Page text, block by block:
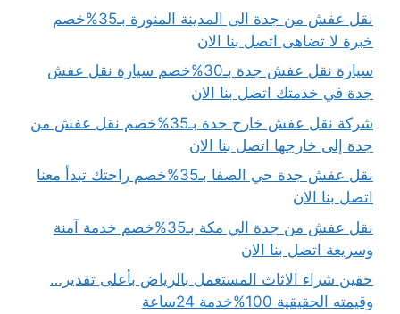
نقل عفش من جدة الى المدينة المنورة بـ35%خصم
خبرة لا تضاهى اتصل بنا الان
سيارة نقل عفش جدة بـ30%خصم سيارة نقل عفش
جدة في خدمتك اتصل بنا الان
شركة نقل عفش خارج جدة بـ35%خصم نقل عفش من
جدة إلى خارجها اتصل بنا الان
نقل عفش جدة حي الصفا بـ35%خصم راحتك تبدأ معنا
اتصل بنا الان
نقل عفش من جدة الي مكة بـ35%خصم خدمة آمنة
وسريعة اتصل بنا الان
حقين شراء الاثاث المستعمل بالرياض بأعلى تقدير…
وقيمته الحقيقية 100%خدمة 24ساعة